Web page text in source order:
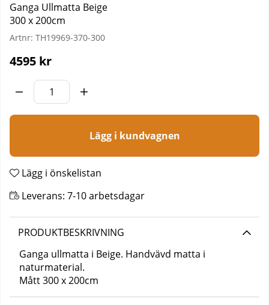
Ganga Ullmatta Beige
300 x 200cm
Artnr: TH19969-370-300
4595 kr
Lägg i kundvagnen
Lägg i önskelistan
Leverans: 7-10 arbetsdagar
PRODUKTBESKRIVNING
Ganga ullmatta i Beige. Handvävd matta i
naturmaterial.
Mått 300 x 200cm